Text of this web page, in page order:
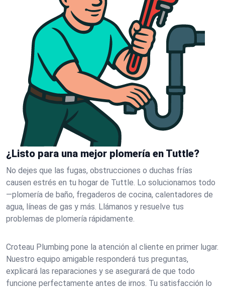
¿Listo para una mejor plomería en Tuttle?
No dejes que las fugas, obstrucciones o duchas frías
causen estrés en tu hogar de Tuttle. Lo solucionamos todo
—plomería de baño, fregaderos de cocina, calentadores de
agua, líneas de gas y más. Llámanos y resuelve tus
problemas de plomería rápidamente.
Croteau Plumbing pone la atención al cliente en primer lugar.
Nuestro equipo amigable responderá tus preguntas,
explicará las reparaciones y se asegurará de que todo
funcione perfectamente antes de irnos. Tu satisfacción lo